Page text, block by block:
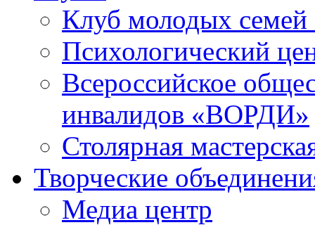
Клуб молодых
Психологический
Всероссийское
инвалидов «ВОРДИ»
Столярная
Творческие
Медиа центр